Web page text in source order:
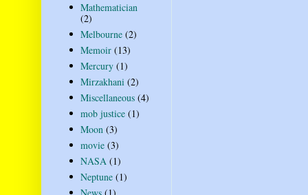
Mathematician
(2)
Melbourne (2)
Memoir (13)
Mercury (1)
Mirzakhani (2)
Miscellaneous (4)
mob justice (1)
Moon (3)
movie (3)
NASA (1)
Neptune (1)